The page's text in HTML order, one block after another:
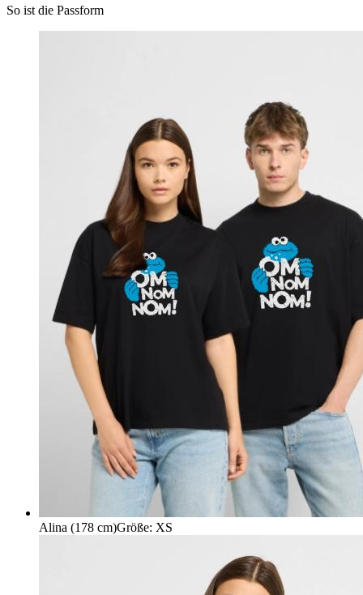
So ist die Passform
Alina (178 cm)Größe: XS